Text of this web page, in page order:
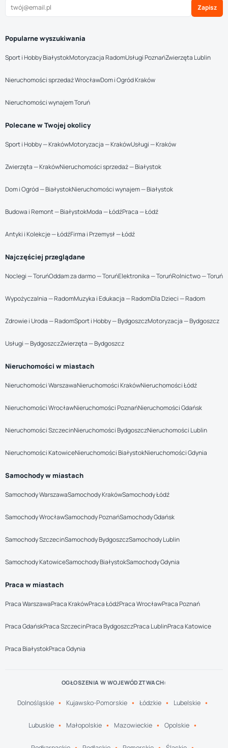
Zapisz
Popularne wyszukiwania
Sport i Hobby BiałystokMotoryzacja RadomUsługi PoznańZwierzęta Lublin
Nieruchomości sprzedaż WrocławDom i Ogród Kraków
Nieruchomości wynajem Toruń
Polecane w Twojej okolicy
Sport i Hobby — KrakówMotoryzacja — KrakówUsługi — Kraków
Zwierzęta — KrakówNieruchomości sprzedaż — Białystok
Dom i Ogród — BiałystokNieruchomości wynajem — Białystok
Budowa i Remont — BiałystokModa — ŁódźPraca — Łódź
Antyki i Kolekcje — ŁódźFirma i Przemysł — Łódź
Najczęściej przeglądane
Noclegi — ToruńOddam za darmo — ToruńElektronika — ToruńRolnictwo — Toruń
Wypożyczalnia — RadomMuzyka i Edukacja — RadomDla Dzieci — Radom
Zdrowie i Uroda — RadomSport i Hobby — BydgoszczMotoryzacja — Bydgoszcz
Usługi — BydgoszczZwierzęta — Bydgoszcz
Nieruchomości w miastach
Nieruchomości WarszawaNieruchomości KrakówNieruchomości Łódź
Nieruchomości WrocławNieruchomości PoznańNieruchomości Gdańsk
Nieruchomości SzczecinNieruchomości BydgoszczNieruchomości Lublin
Nieruchomości KatowiceNieruchomości BiałystokNieruchomości Gdynia
Samochody w miastach
Samochody WarszawaSamochody KrakówSamochody Łódź
Samochody WrocławSamochody PoznańSamochody Gdańsk
Samochody SzczecinSamochody BydgoszczSamochody Lublin
Samochody KatowiceSamochody BiałystokSamochody Gdynia
Praca w miastach
Praca WarszawaPraca KrakówPraca ŁódźPraca WrocławPraca Poznań
Praca GdańskPraca SzczecinPraca BydgoszczPraca LublinPraca Katowice
Praca BiałystokPraca Gdynia
OGŁOSZENIA W WOJEWÓDZTWACH:
Dolnośląskie Kujawsko-Pomorskie Łódzkie Lubelskie
Lubuskie Małopolskie Mazowieckie Opolskie